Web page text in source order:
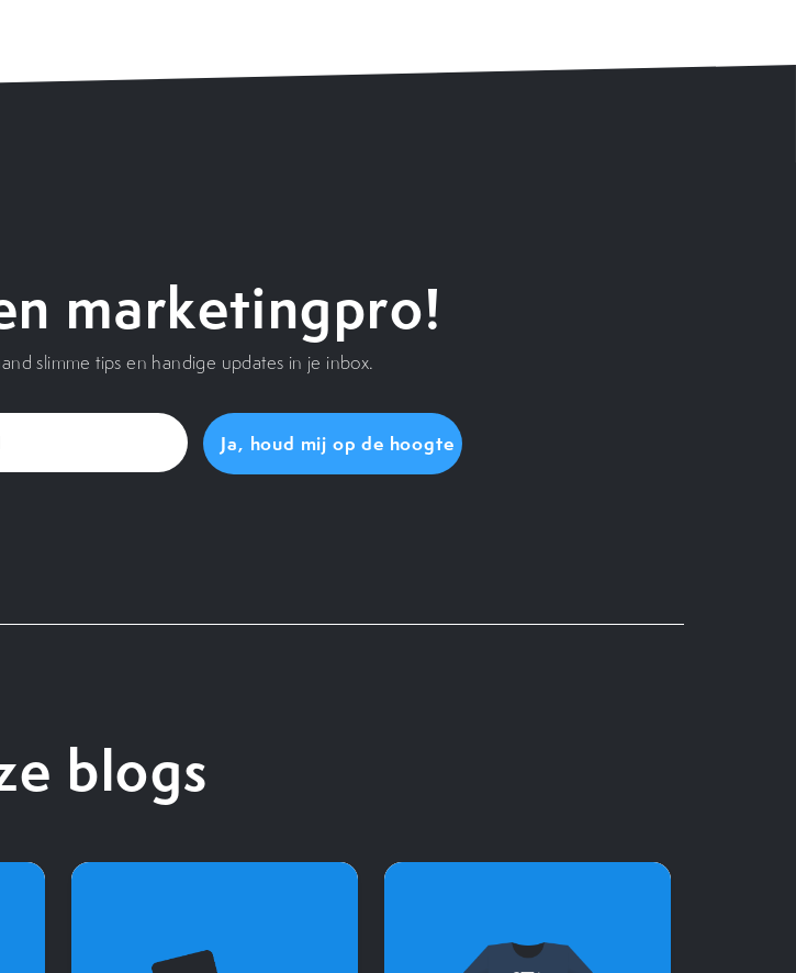
marketingpro!
slimme tips en handige updates in je inbox.
blogs